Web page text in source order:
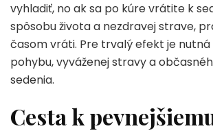
vyhladiť, no ak sa po kúre vrátite k
spôsobu života a nezdravej strave,
časom vráti. Pre trvalý efekt je
pohybu, vyváženej stravy a
sedenia.
Cesta k